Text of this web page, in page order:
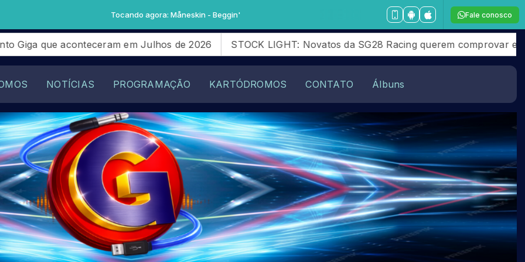
Tocando agora: Måneskin - Beggin' Fale conosco
que aconteceram em Julhos de 2026 STOCK LIGHT: Novatos da SG28 Racing querem comprovar
NOTÍCIAS PROGRAMAÇÃO KARTÓDROMOS CONTATO Álbuns